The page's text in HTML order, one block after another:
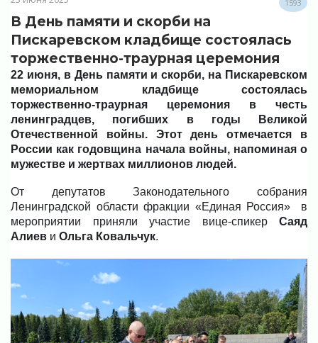
1593
В День памяти и скорби на
Пискаревском кладбище состоялась
торжественно-траурная церемония
22 июня, в День памяти и скорби, на Пискаревском
мемориальном кладбище состоялась
торжественно-траурная церемония в честь
ленинградцев, погибших в годы Великой
Отечественной войны. Этот день отмечается в
России как годовщина начала войны, напоминая о
мужестве и жертвах миллионов людей.
От депутатов Законодательного собрания
Ленинградской области фракции «Единая Россия» в
мероприятии приняли участие вице-спикер Саяд
Алиев и Ольга Ковальчук.